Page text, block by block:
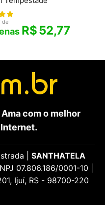
de
R$52,77
com o melhor
| SANTHATELA
07.806.186/0001-10 |
Ijuí, RS - 98700-220